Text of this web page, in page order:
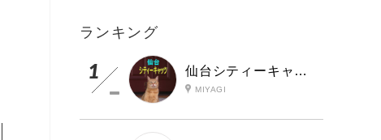
ランキング
仙台シティーキャッツ
MIYAGI